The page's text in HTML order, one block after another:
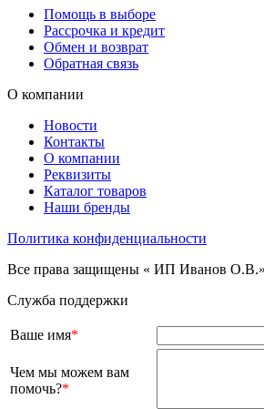
Помощь в выборе
Рассрочка и кредит
Обмен и возврат
Обратная связь
О компании
Новости
Контакты
О компании
Реквизиты
Каталог товаров
Наши бренды
Политика конфиденциальности
Все права защищены « ИП Иванов
Служба поддержки
Ваше имя*
Чем мы можем вам
помочь?*